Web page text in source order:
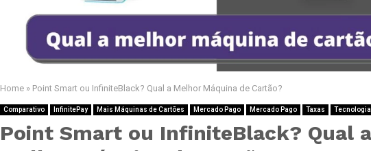
Home » Point Smart ou InfiniteBlack? Qual a Melhor Máquina de Cartão?
Comparativo InfinitePay Mais Máquinas de Cartões Mercado Pago Mercado Pago Taxas Tecnologia
Point Smart ou InfiniteBlack? Qual a